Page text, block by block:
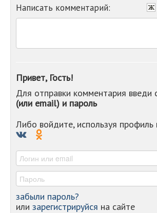
Написать комментарий:
Привет, Гость!
Для отправки комментария введи
(или email) и пароль
Либо войдите, используя профиль
забыли пароль?
или зарегистрируйся на сайте